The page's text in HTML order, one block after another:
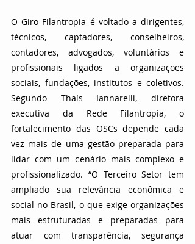
O Giro Filantropia é voltado a dirigentes,
técnicos, captadores, conselheiros,
contadores, advogados, voluntários e
profissionais ligados a organizações
sociais, fundações, institutos e coletivos.
Segundo Thaís Iannarelli, diretora
executiva da Rede Filantropia, o
fortalecimento das OSCs depende cada
vez mais de uma gestão preparada para
lidar com um cenário mais complexo e
profissionalizado. “O Terceiro Setor tem
ampliado sua relevância econômica e
social no Brasil, o que exige organizações
mais estruturadas e preparadas para
atuar com transparência, segurança